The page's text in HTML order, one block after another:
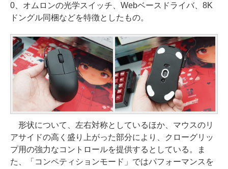
0、オムロンの光学スイッチ、Webベースドライバ、8K
ドングル同梱などを特徴としたもの。
形状について、左右対称としているほか、マウスのリ
アサイドの高く盛り上がった部分により、クローグリッ
プ用の強力なコントロールを提供するとしている。ま
た、「コンペティションモード」ではパフォーマンスを